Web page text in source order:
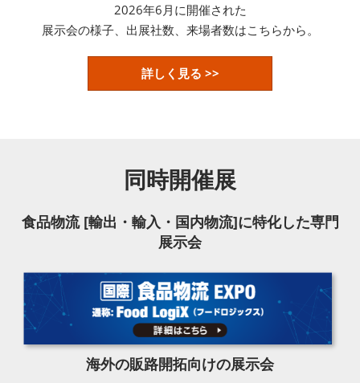
2026年6月に開催された
展示会の様子、出展社数、来場者数はこちらから。
詳しく見る >>
同時開催展
食品物流 [輸出・輸入・国内物流]に特化した専門
展示会
海外の販路開拓向けの展示会